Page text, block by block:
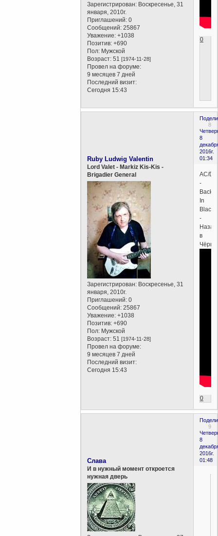
Зарегистрирован: Воскресенье, 31
января, 2010г.
Приглашений: 0
Сообщений: 25867
Уважение: +1038
Позитив: +690
Пол: Мужской
Возраст: 51[1974-11-28]
Провел на форуме:
9 месяцев 7 дней
Последний визит:
Сегодня 15:43
0
8
8
2016г.
01:34
Ruby Ludwig Valentin
Lord Valet - Markiz Kis-Kis -
Brigadier General
Зарегистрирован: Воскресенье, 31
января, 2010г.
Приглашений: 0
Сообщений: 25867
Уважение: +1038
Позитив: +690
Пол: Мужской
Возраст: 51[1974-11-28]
Провел на форуме:
9 месяцев 7 дней
Последний визит:
Сегодня 15:43
AC/DC
-
Back
In
Black
-
Назад
в
0
9
8
2016г.
01:48
Слава
И в нужный момент откроется
нужная дверь